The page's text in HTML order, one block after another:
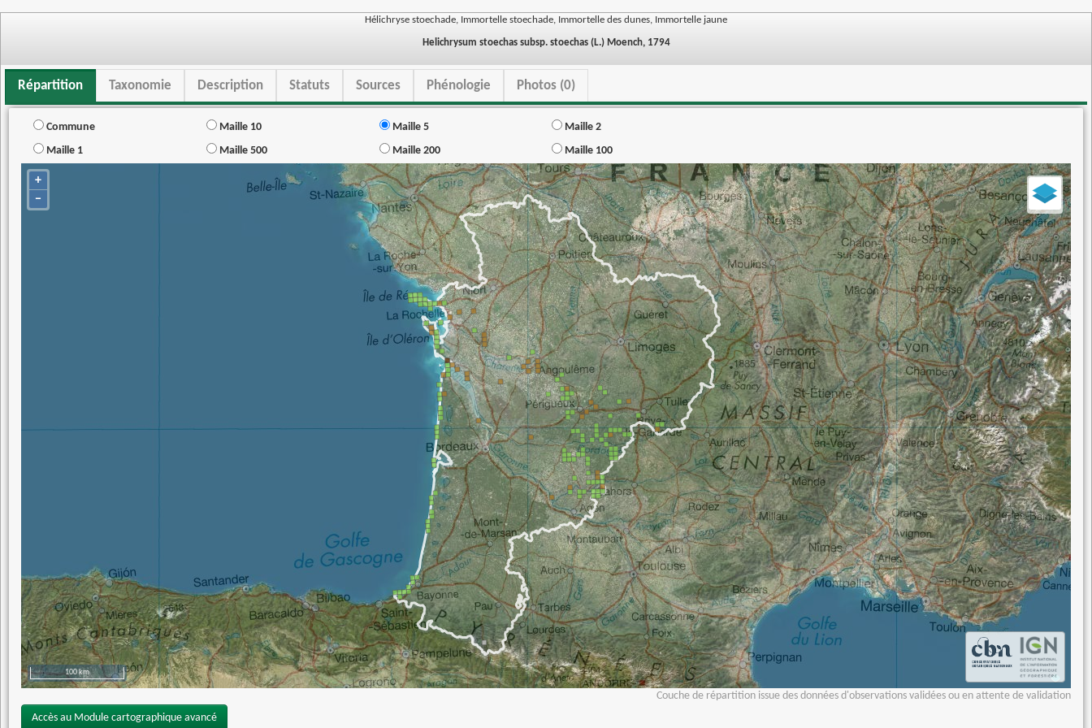
Hélichryse stoechade, Immortelle stoechade, Immortelle des dunes, Immortelle jaune
Helichrysum stoechas subsp. stoechas (L.) Moench, 1794
Répartition Taxonomie Description Statuts Sources Phénologie Photos (0)
Commune Maille 10 Maille 5
Maille 2
Maille 1
Maille 500 Maille 200 Maille 100
+
−
100 km
Couche de répartition issue des données d'observations validées ou en attente de validation
Accès au Module cartographique avancé